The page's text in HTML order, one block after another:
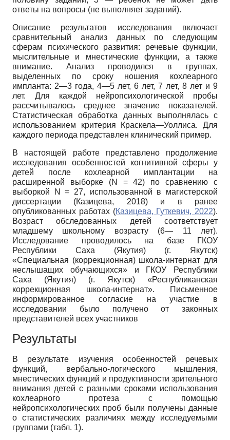
ответы на вопросы (не выполняет заданий).
Описание результатов исследования включает
сравнительный анализ данных по следующим
сферам психического развития: речевые функции,
мыслительные и мнестические функции, а также
внимание. Анализ проводился в группах,
выделенных по сроку ношения кохлеарного
импланта: 2—3 года, 4—5 лет, 6 лет, 7 лет, 8 лет и 9
лет. Для каждой нейропсихологической пробы
рассчитывалось среднее значение показателей.
Статистическая обработка данных выполнялась с
использованием критерия Краскела—Уоллиса. Для
каждого периода представлен клинический пример.
В настоящей работе представлено продолжение
исследования особенностей когнитивной сферы у
детей после кохлеарной имплантации на
расширенной выборке (N = 42) по сравнению с
выборкой N = 27, использованной в магистерской
диссертации (Казицева, 2018) и в ранее
опубликованных работах (Казицева, Гуткевич, 2022).
Возраст обследованных детей соответствует
младшему школьному возрасту (6— 11 лет).
Исследование проводилось на базе ГКОУ
Республики Саха (Якутия) (г. Якутск)
«Специальная (коррекционная) школа-интернат для
неслышащих обучающихся» и ГКОУ Республики
Саха (Якутия) (г. Якутск) «Республиканская
коррекционная школа-интернат». Письменное
информированное согласие на участие в
исследовании было получено от законных
представителей всех участников
Результаты
В результате изучения особенностей речевых
функций, вербально-логического мышления,
мнестических функций и продуктивности зрительного
внимания детей с разными сроками использования
кохлеарного протеза с помощью
нейропсихологических проб были получены данные
о статистических различиях между исследуемыми
группами (табл. 1).